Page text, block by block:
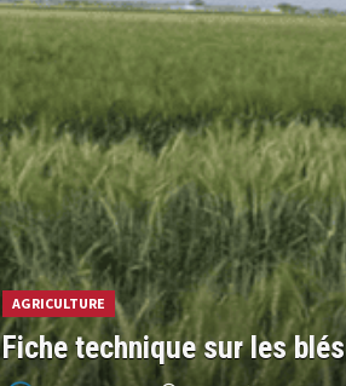
AGRICULTURE
Fiche technique sur les blés